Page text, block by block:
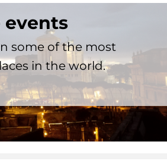
events
some of the most
in the world.